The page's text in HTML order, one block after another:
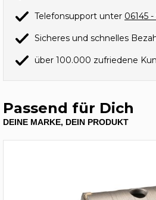
Telefonsupport unter 06145
Sicheres und schnelles
über 100.000 zufriedene
Passend für Dich
DEINE MARKE, DEIN PRODUKT